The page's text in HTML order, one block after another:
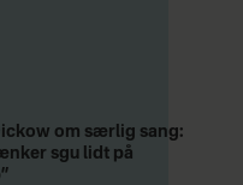
– f.eks.
Discman.
om særlig sang:
sgu lidt på